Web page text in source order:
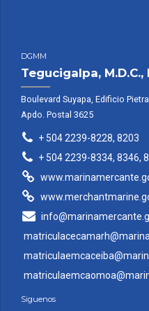
DGMM
Tegucigalpa, M.D.C.,
Boulevard Suyapa, Edificio
Apdo. Postal 3625
+ 504 2239-8228, 8203
+ 504 2239-8334, 8346,
Siguenos